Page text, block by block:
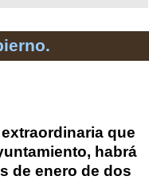
que
habrá
de enero de dos